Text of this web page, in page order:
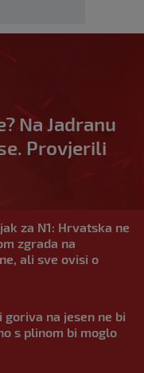
Na Jadranu
Provjerili
za N1: Hrvatska ne
zgrada na
ali sve ovisi o
goriva na jesen ne bi
s plinom bi moglo